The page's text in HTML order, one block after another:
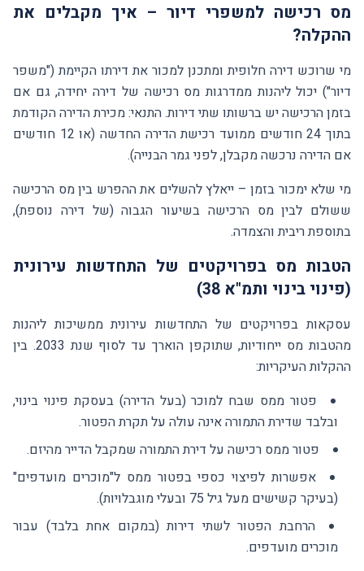
מס רכישה למשפרי דיור – איך מקבלים את
ההקלה?
מי שרוכש דירה חלופית ומתכנן למכור את דירתו הקיימת ("משפר
דיור") יכול ליהנות ממדרגות מס רכישה של דירה יחידה, גם אם
בזמן הרכישה יש ברשותו שתי דירות. התנאי: מכירת הדירה הקודמת
בתוך 24 חודשים ממועד רכישת הדירה החדשה (או 12 חודשים
אם הדירה נרכשה מקבלן, לפני גמר הבנייה).
מי שלא ימכור בזמן – ייאלץ להשלים את ההפרש בין מס הרכישה
ששולם לבין מס הרכישה בשיעור הגבוה (של דירה נוספת),
בתוספת ריבית והצמדה.
הטבות מס בפרויקטים של התחדשות עירונית
(פינוי בינוי ותמ"א 38)
עסקאות בפרויקטים של התחדשות עירונית ממשיכות ליהנות
מהטבות מס ייחודיות, שתוקפן הוארך עד לסוף שנת 2033. בין
ההקלות העיקריות:
פטור ממס שבח למוכר (בעל הדירה) בעסקת פינוי בינוי,
ובלבד שדירת התמורה אינה עולה על תקרת הפטור.
פטור ממס רכישה על דירת התמורה שמקבל הדייר מהיזם.
אפשרות לפיצוי כספי בפטור ממס ל"מוכרים מועדפים"
(בעיקר קשישים מעל גיל 75 ובעלי מוגבלויות).
הרחבת הפטור לשתי דירות (במקום אחת בלבד) עבור
מוכרים מועדפים.